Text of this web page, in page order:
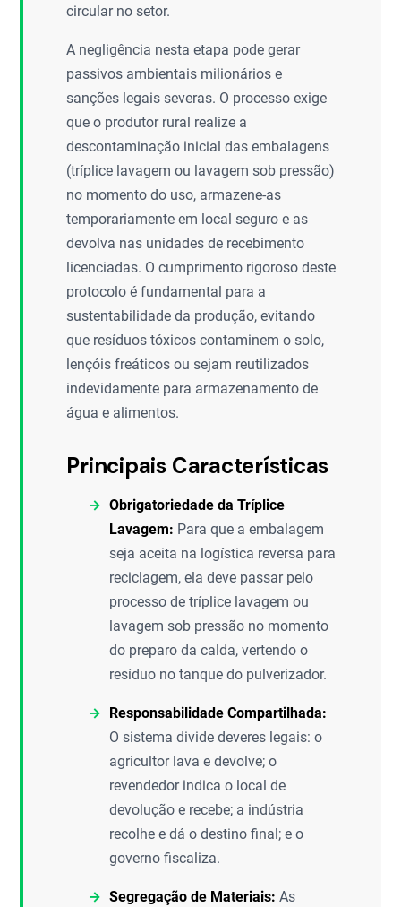
circular no setor.
A negligência nesta etapa pode gerar
passivos ambientais milionários e
sanções legais severas. O processo exige
que o produtor rural realize a
descontaminação inicial das embalagens
(tríplice lavagem ou lavagem sob pressão)
no momento do uso, armazene-as
temporariamente em local seguro e as
devolva nas unidades de recebimento
licenciadas. O cumprimento rigoroso deste
protocolo é fundamental para a
sustentabilidade da produção, evitando
que resíduos tóxicos contaminem o solo,
lençóis freáticos ou sejam reutilizados
indevidamente para armazenamento de
água e alimentos.
Principais Características
Obrigatoriedade da Tríplice
Lavagem: Para que a embalagem
seja aceita na logística reversa para
reciclagem, ela deve passar pelo
processo de tríplice lavagem ou
lavagem sob pressão no momento
do preparo da calda, vertendo o
resíduo no tanque do pulverizador.
Responsabilidade Compartilhada:
O sistema divide deveres legais: o
agricultor lava e devolve; o
revendedor indica o local de
devolução e recebe; a indústria
recolhe e dá o destino final; e o
governo fiscaliza.
Segregação de Materiais: As